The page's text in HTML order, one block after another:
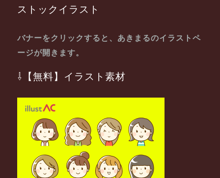
ストックイラスト
バナーをクリックすると、あきまるのイラストペ
ージが開きます。
⇩【無料】イラスト素材